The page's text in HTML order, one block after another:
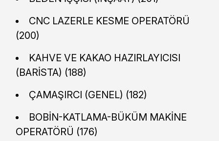
CNC LAZERLE KESME OPERATÖRÜ
(200)
KAHVE VE KAKAO HAZIRLAYICISI
(BARİSTA) (188)
ÇAMAŞIRCI (GENEL) (182)
BOBİN-KATLAMA-BÜKÜM MAKİNE
OPERATÖRÜ (176)